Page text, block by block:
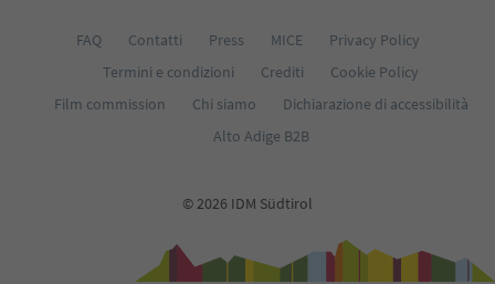
FAQ Contatti Press MICE
Privacy Policy
Termini e condizioni
Crediti
Cookie Policy
Film commission
Chi siamo
Dichiarazione di accessibilità
Alto Adige B2B
© 2026 IDM Südtirol